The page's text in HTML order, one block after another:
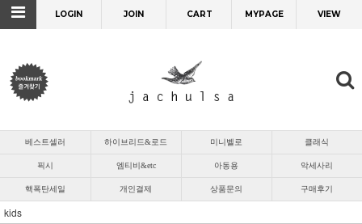
LOGIN JOIN CART MYPAGE VIEW
베스트셀러 하이브리드&로드 미니벨로 클래식
픽시 엠티비&etc 아동용 악세사리
핵폭탄세일 개인결제 상품문의 구매후기
kids